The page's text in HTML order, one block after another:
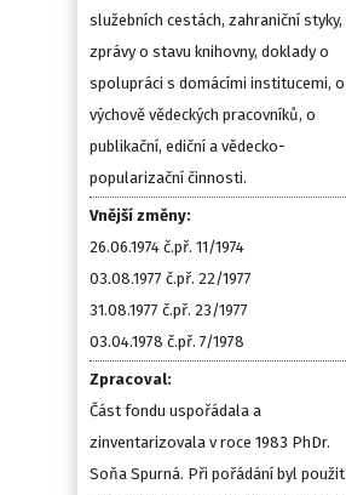
služebních cestách, zahraniční styky,
zprávy o stavu knihovny, doklady o
spolupráci s domácími institucemi, o
výchově vědeckých pracovníků, o
publikační, ediční a vědecko-
popularizační činnosti.
Vnější změny:
26.06.1974 č.př. 11/1974
03.08.1977 č.př. 22/1977
31.08.1977 č.př. 23/1977
03.04.1978 č.př. 7/1978
Zpracoval:
Část fondu uspořádala a
zinventarizovala v roce 1983 PhDr.
Soňa Spurná. Při pořádání byl použit